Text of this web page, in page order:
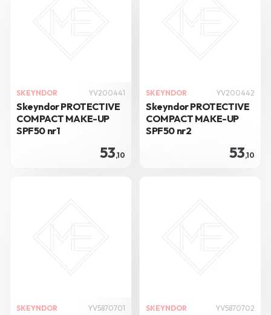
SKEYNDOR YV200441
Skeyndor PROTECTIVE
COMPACT MAKE-UP
SPF50 nr1
53,10
SKEYNDOR YV200442
Skeyndor PROTECTIVE
COMPACT MAKE-UP
SPF50 nr2
53,10
SKEYNDOR YV5870701 SKEYNDOR YV5870702